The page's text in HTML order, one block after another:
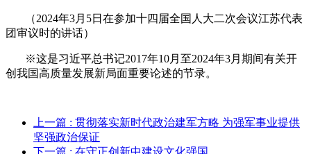
（2024年3月 5日在参加十四届全国人大二次会议江苏代表
团审议时的讲话）
※这是习近平总书记2017年10月至2024年3月期间有关开
创我国高质量发展新局面重要论述的节录。
上一篇 : 贯彻落实新时代政治建军方略 为强军事业提供
坚强政治保证
下一篇 : 在守正创新中建设文化强国